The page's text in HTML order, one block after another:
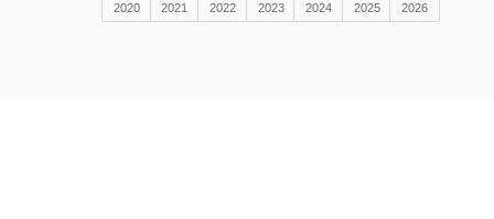
2020 2021 2022 2023 2024 2025 2026